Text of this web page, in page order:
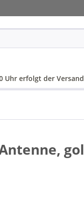
Uhr erfolgt der